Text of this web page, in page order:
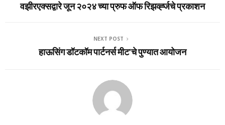
वझीरएक्सद्वारे जून २०२४ च्या प्रुफ ऑफ रिझर्व्ह्जचे प्रकाशन
NEXT POST
हाऊसिंग डॉटकॉम पार्टनर्स मीट’चे पुण्यात आयोजन